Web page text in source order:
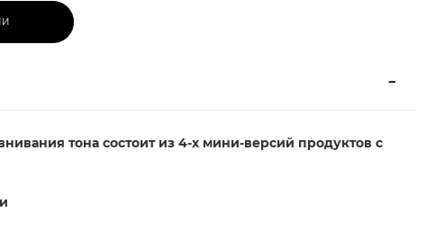
тона состоит из 4-х мини-версий продуктов с